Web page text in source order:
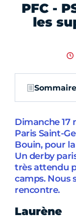
PFC -
les
Sommaire
Dimanche 17
Paris Saint-
Bouin, pour
Un derby
très attendu
camps. Nous
rencontre.
Laurène